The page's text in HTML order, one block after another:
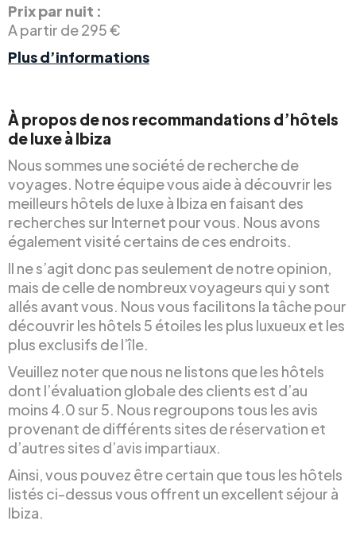
Prix par nuit :
A partir de 295 €
Plus d’informations
À propos de nos recommandations d’hôtels
de luxe à Ibiza
Nous sommes une société de recherche de
voyages. Notre équipe vous aide à découvrir les
meilleurs hôtels de luxe à Ibiza en faisant des
recherches sur Internet pour vous. Nous avons
également visité certains de ces endroits.
Il ne s’agit donc pas seulement de notre opinion,
mais de celle de nombreux voyageurs qui y sont
allés avant vous. Nous vous facilitons la tâche pour
découvrir les hôtels 5 étoiles les plus luxueux et les
plus exclusifs de l’île.
Veuillez noter que nous ne listons que les hôtels
dont l’évaluation globale des clients est d’au
moins 4.0 sur 5. Nous regroupons tous les avis
provenant de différents sites de réservation et
d’autres sites d’avis impartiaux.
Ainsi, vous pouvez être certain que tous les hôtels
listés ci-dessus vous offrent un excellent séjour à
Ibiza.